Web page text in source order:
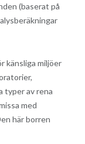
(baserat på
känsliga miljöer
typer av rena
med
här borren